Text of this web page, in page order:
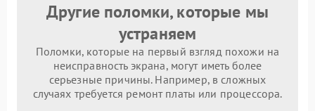
Другие поломки, которые мы
устраняем
Поломки, которые на первый взгляд похожи на
неисправность экрана, могут иметь более
серьезные причины. Например, в сложных
случаях требуется ремонт платы или процессора.